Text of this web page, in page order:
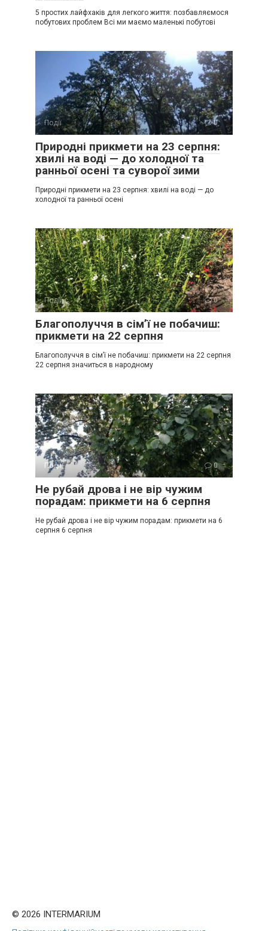
5 простих лайфхаків для легкого життя: позбавляємося
побутових проблем Всі ми маємо маленькі побутові
Події 0
Природні прикмети на 23 серпня:
хвилі на воді — до холодної та
ранньої осені та суворої зими
Природні прикмети на 23 серпня: хвилі на воді — до
холодної та ранньої осені
Події 0
Благополуччя в сім’ї не побачиш:
прикмети на 22 серпня
Благополуччя в сім’ї не побачиш: прикмети на 22 серпня
22 серпня значиться в народному
Події 0
Не рубай дрова і не вір чужим
порадам: прикмети на 6 серпня
Не рубай дрова і не вір чужим порадам: прикмети на 6
серпня 6 серпня
© 2026 INTERMARIUM